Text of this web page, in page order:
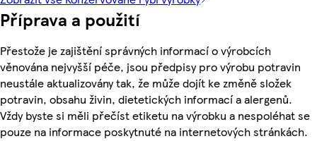
Příprava a použití
Přestože je zajištění správných informací o výrobcích
věnována nejvyšší péče, jsou předpisy pro výrobu potravin
neustále aktualizovány tak, že může dojít ke změně složek
potravin, obsahu živin, dietetických informací a alergenů.
Vždy byste si měli přečíst etiketu na výrobku a nespoléhat se
pouze na informace poskytnuté na internetových stránkách.